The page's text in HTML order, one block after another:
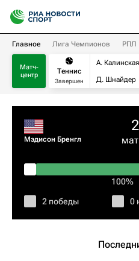
Главное Лига Чемпионов РПЛ
Матч-
центр
Теннис
Завершен
А. Калинская
Д. Шнайдер
Мэдисон Бренгл
2
100%
2 победы 0